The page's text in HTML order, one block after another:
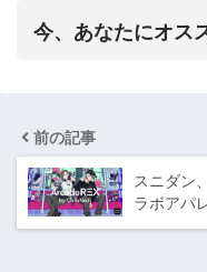
今、あなたにオス
前の記事
スニダン
ラボアパ